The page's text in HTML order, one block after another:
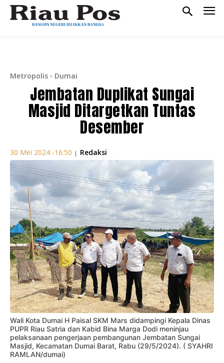
Metropolis Dumai
Jembatan Duplikat Sungai
Masjid Ditargetkan Tuntas
Desember
30 Mei 2024 -16:50 | Redaksi
Wali Kota Dumai H Paisal SKM Mars didampingi Kepala Dinas
PUPR Riau Satria dan Kabid Bina Marga Dodi meninjau
pelaksanaan pengerjaan pembangunan Jembatan Sungai
Masjid, Kecamatan Dumai Barat, Rabu (29/5/2024). ( SYAHRI
RAMLAN/dumai)